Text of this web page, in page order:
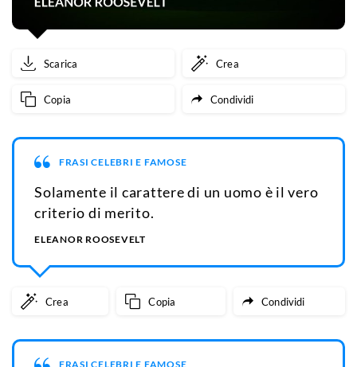
Scarica Crea
Copia Condividi
FRASI CELEBRI E FAMOSE
Solamente il carattere di un uomo è il vero
criterio di merito.
ELEANOR ROOSEVELT
Crea Copia Condividi
FRASI CELEBRI E FAMOSE